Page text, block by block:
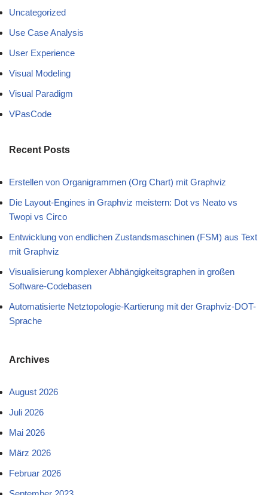
Uncategorized
Use Case Analysis
User Experience
Visual Modeling
Visual Paradigm
VPasCode
Recent Posts
Erstellen von Organigrammen (Org Chart) mit Graphviz
Die Layout-Engines in Graphviz meistern: Dot vs Neato vs
Twopi vs Circo
Entwicklung von endlichen Zustandsmaschinen (FSM) aus Text
mit Graphviz
Visualisierung komplexer Abhängigkeitsgraphen in großen
Software-Codebasen
Automatisierte Netztopologie-Kartierung mit der Graphviz-DOT-
Sprache
Archives
August 2026
Juli 2026
Mai 2026
März 2026
Februar 2026